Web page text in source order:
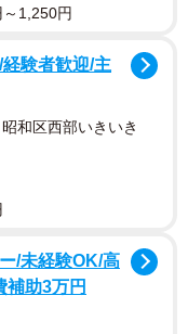
すか？（出典：結婚相談
も結婚相手の対象に
は21.2％という結
1,250円
験者歓迎/主
和区西部いきいき
/未経験OK/高
補助3万円